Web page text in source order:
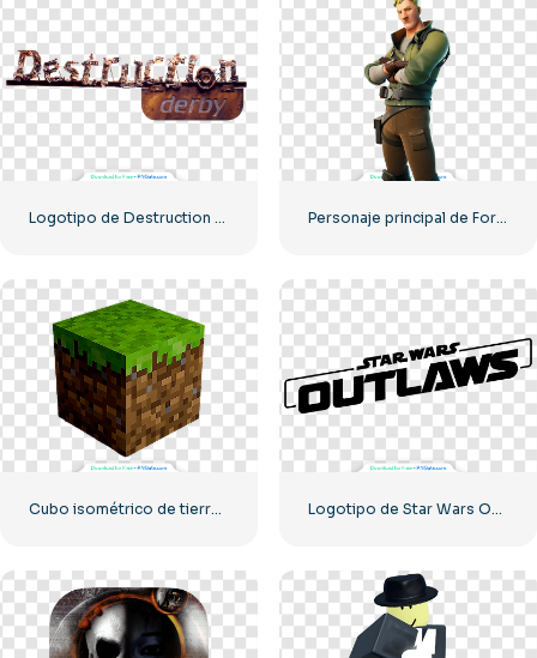
Logotipo de Destruction Derby PS1 transparente PNG gratis Personaje principal de Fortnite de pie con los brazos cruzados – Descarga PNG gratuita
Cubo isométrico de tierra con hierba de Minecraft. Logotipo de Star Wars Outlaws en diagonal, negro y monocromático, PNG gratis